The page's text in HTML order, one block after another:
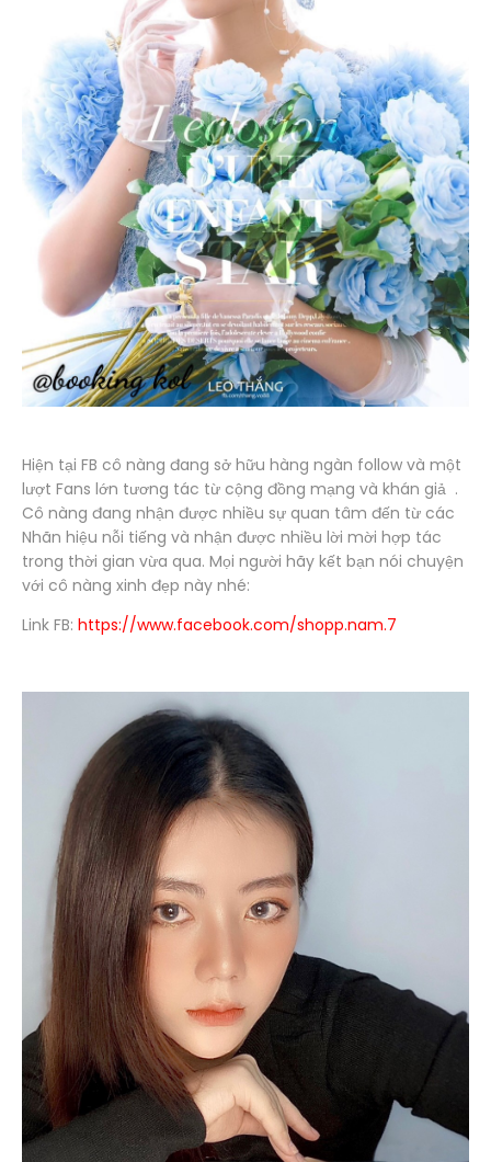
Hiện tại FB cô nàng đang sở hữu hàng ngàn follow và một
lượt Fans lớn tương tác từ cộng đồng mạng và khán giả .
Cô nàng đang nhận được nhiều sự quan tâm đến từ các
Nhãn hiệu nỗi tiếng và nhận được nhiều lời mời hợp tác
trong thời gian vừa qua. Mọi người hãy kết bạn nói chuyện
với cô nàng xinh đẹp này nhé:
Link FB: https://www.facebook.com/shopp.nam.7